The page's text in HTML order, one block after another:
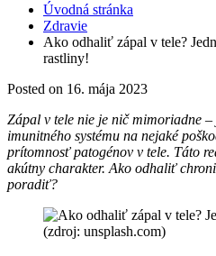
Úvodná stránka
Zdravie
Ako odhaliť zápal v tele?
rastliny!
Posted on 16. mája 2023
Zápal v tele nie je nič mimoriadne
imunitného systému na nejaké
prítomnosť patogénov v tele. Táto
akútny charakter. Ako odhaliť
poradiť?
(zdroj: unsplash.com)